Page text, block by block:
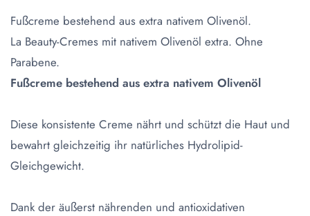
Fußcreme bestehend aus extra nativem Olivenöl.
La Beauty-Cremes mit nativem Olivenöl extra. Ohne
Parabene.
Fußcreme bestehend aus extra nativem Olivenöl
Diese konsistente Creme nährt und schützt die Haut und
bewahrt gleichzeitig ihr natürliches Hydrolipid-
Gleichgewicht.
Dank der äußerst nährenden und antioxidativen